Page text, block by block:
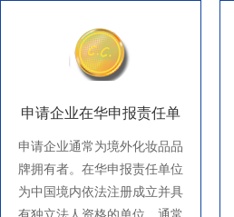
申请企业在华申报责任单
位
申请企业通常为境外化妆品品
牌拥有者。在华申报责任单位
为中国境内依法注册成立并具